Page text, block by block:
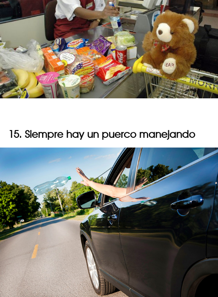
15. Siempre hay un puerco manejando